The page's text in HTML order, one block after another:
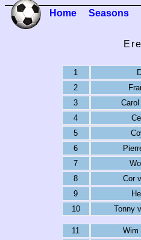
Home Seasons
1
2
3
4
5
6
7
8
Cor
9
10
Tonny
11 Wim